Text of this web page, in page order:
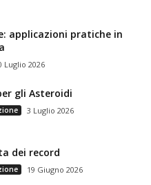
applicazioni pratiche in
Luglio 2026
gli Asteroidi
3 Luglio 2026
dei record
19 Giugno 2026